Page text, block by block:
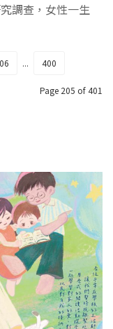
調查，女性一生
...
400
Page 205 of 401